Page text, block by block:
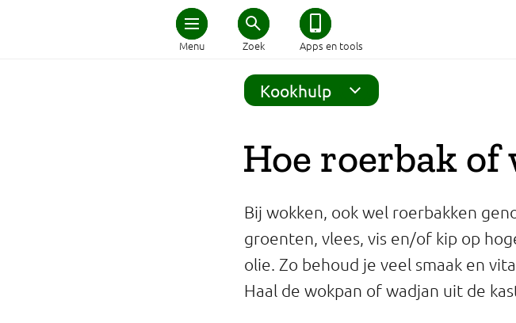
Menu Zoek Apps en tools
Home
Schijf van Vijf
Afvallen
Zwanger en kind
Duurzaam eten
Kookhulp
Hoe roerbak of
Bij wokken, ook wel roerbakken
groenten, vlees, vis en/of kip op
olie. Zo behoud je veel smaak en
Haal de wokpan of wadjan uit de